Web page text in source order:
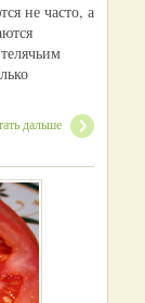
не часто, а
дальше